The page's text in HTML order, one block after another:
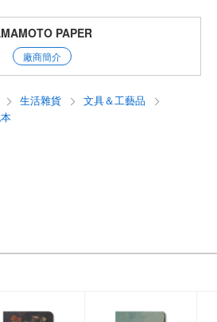
你可以享受[寫作]和[繪畫]。
的繪畫之旅
旅行，思考一下繪畫和存放它們的博物館。
PAPER
廠商簡介
生活雜貨
文具＆工藝品